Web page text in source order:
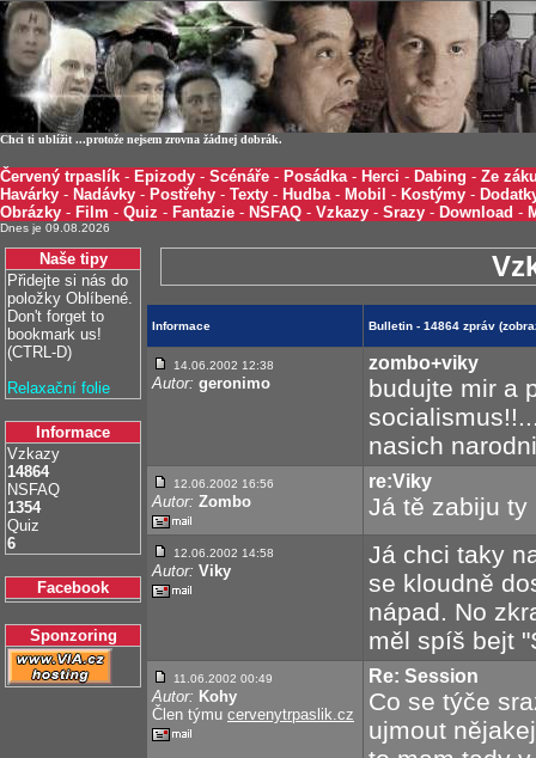
Chci ti ublížit ...protože nejsem zrovna žádnej dobrák.
Červený trpaslík - Epizody - Scénáře - Posádka- Herci - Dabing - Ze
Havárky - Nadávky - Postřehy - Texty - Hudba- Mobil - Kostýmy -
Obrázky - Film - Quiz - Fantazie - NSFAQ - Vzkazy - Srazy - Download -
Dnes je 09.08.2026
Naše tipy
Přidejte si nás do
položky Oblíbené.
Don't forget to
bookmark us!
(CTRL-D)
Relaxační folie
Informace
Vzkazy
14864
NSFAQ
1354
Quiz
6
Facebook
Sponzoring
Informace Bulletin - 14864 zpráv
14.06.2002 12:38
Autor: geronimo
zombo+viky
budujte mir a
nasich
12.06.2002 16:56
Autor: Zombo
re:Viky
Já tě zabiju ty
12.06.2002 14:58
Autor: Viky
Já chci taky
se kloudně
nápad. No
měl spíš bejt
11.06.2002 00:49
Autor: Kohy
Člen týmu cervenytrpaslik.cz
Re: Session
Co se týče
ujmout